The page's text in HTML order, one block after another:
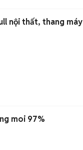
nội thất, thang máy
moi 97%